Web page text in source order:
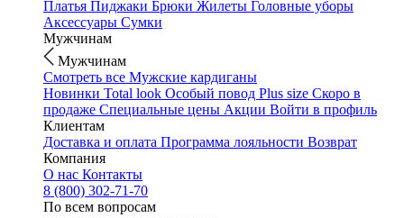
Платья Пиджаки Брюки Жилеты Головные уборы
Аксессуары Сумки
Мужчинам
Мужчинам
Смотреть все Мужские кардиганы
Новинки Total look Особый повод Plus size Скоро в
продаже Специальные цены Акции Войти в профиль
Клиентам
Доставка и оплата Программа лояльности Возврат
Компания
О нас Контакты
8 (800) 302-71-70
По всем вопросам